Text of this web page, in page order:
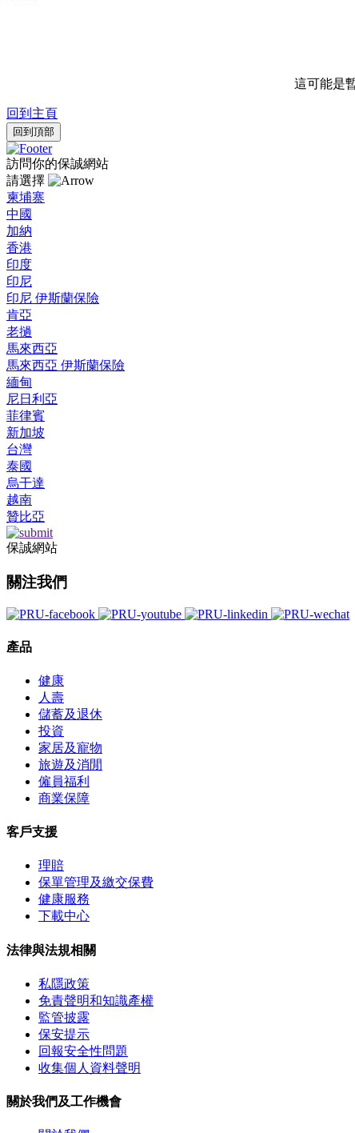
這可能是
回到主頁
回到頂部
訪問你的保誠網站
請選擇
柬埔寨
中國
加納
香港
印度
印尼
印尼 伊斯蘭保險
肯亞
老撾
馬來西亞
馬來西亞 伊斯蘭保險
緬甸
尼日利亞
菲律賓
新加坡
台灣
泰國
烏干達
越南
贊比亞
保誠網站
關注我們
產品
健康
人壽
儲蓄及退休
投資
家居及寵物
旅遊及消閒
僱員福利
商業保障
客戶支援
理賠
保單管理及繳交保費
健康服務
下載中心
法律與法規相關
私隱政策
免責聲明和知識產權
監管披露
保安提示
回報安全性問題
收集個人資料聲明
關於我們及工作機會